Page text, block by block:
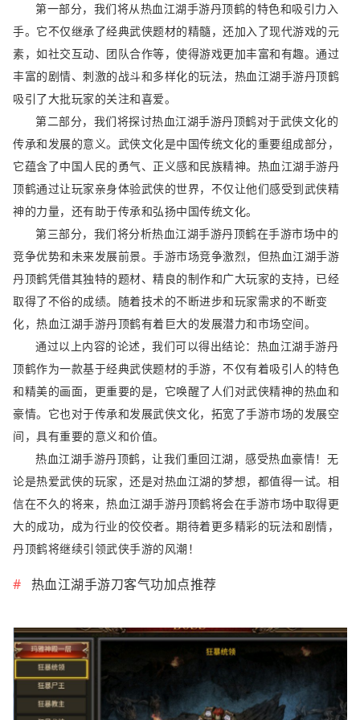
第一部分，我们将从热血江湖手游丹顶鹤的特色和吸引力入
手。它不仅继承了经典武侠题材的精髓，还加入了现代游戏的元
素，如社交互动、团队合作等，使得游戏更加丰富和有趣。通过
丰富的剧情、刺激的战斗和多样化的玩法，热血江湖手游丹顶鹤
吸引了大批玩家的关注和喜爱。
第二部分，我们将探讨热血江湖手游丹顶鹤对于武侠文化的
传承和发展的意义。武侠文化是中国传统文化的重要组成部分，
它蕴含了中国人民的勇气、正义感和民族精神。热血江湖手游丹
顶鹤通过让玩家亲身体验武侠的世界，不仅让他们感受到武侠精
神的力量，还有助于传承和弘扬中国传统文化。
第三部分，我们将分析热血江湖手游丹顶鹤在手游市场中的
竞争优势和未来发展前景。手游市场竞争激烈，但热血江湖手游
丹顶鹤凭借其独特的题材、精良的制作和广大玩家的支持，已经
取得了不俗的成绩。随着技术的不断进步和玩家需求的不断变
化，热血江湖手游丹顶鹤有着巨大的发展潜力和市场空间。
通过以上内容的论述，我们可以得出结论：热血江湖手游丹
顶鹤作为一款基于经典武侠题材的手游，不仅有着吸引人的特色
和精美的画面，更重要的是，它唤醒了人们对武侠精神的热血和
豪情。它也对于传承和发展武侠文化，拓宽了手游市场的发展空
间，具有重要的意义和价值。
热血江湖手游丹顶鹤，让我们重回江湖，感受热血豪情！无
论是热爱武侠的玩家，还是对热血江湖的梦想，都值得一试。相
信在不久的将来，热血江湖手游丹顶鹤将会在手游市场中取得更
大的成功，成为行业的佼佼者。期待着更多精彩的玩法和剧情，
丹顶鹤将继续引领武侠手游的风潮！
热血江湖手游刀客气功加点推荐